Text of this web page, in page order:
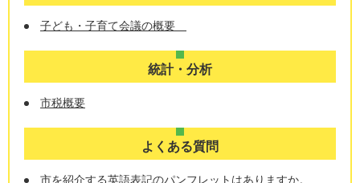
子ども・子育て会議の概要
統計・分析
市税概要
よくある質問
市を紹介する英語表記のパンフレットはありますか。